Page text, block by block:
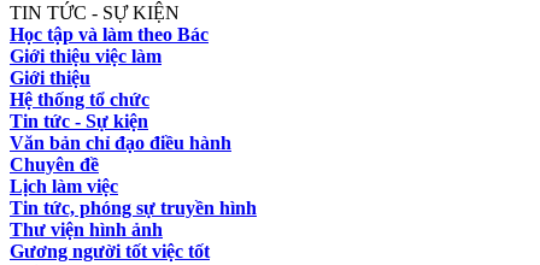
TIN TỨC - SỰ KIỆN
Học tập và làm theo Bác
Giới thiệu việc làm
Giới thiệu
Hệ thống tổ chức
Tin tức - Sự kiện
Văn bản chỉ đạo điều hành
Chuyên đề
Lịch làm việc
Tin tức, phóng sự truyền hình
Thư viện hình ảnh
Gương người tốt việc tốt